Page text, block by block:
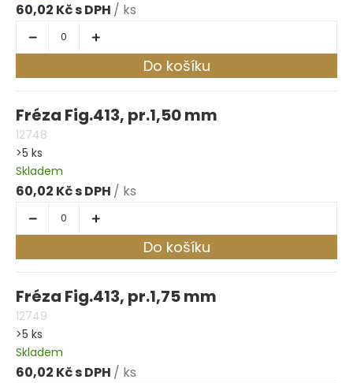
60,02 Kč / ks
Do košíku
Fréza Fig.413, pr.1,50 mm
12748
>5 ks
Skladem
60,02 Kč / ks
Do košíku
Fréza Fig.413, pr.1,75 mm
12749
>5 ks
Skladem
60,02 Kč / ks